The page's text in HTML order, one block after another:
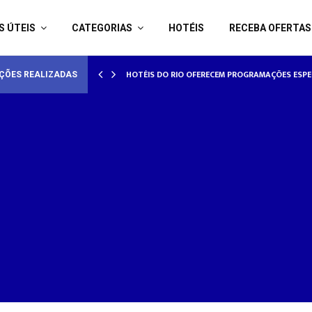
ÚTEIS CATEGORIAS HOTÉIS RECEBA OFERTAS
REALIZADAS HOTÉISRIO REALIZA CICLO DE SEMINÁRIOS